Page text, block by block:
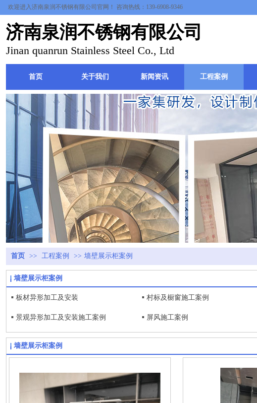
济南泉润不锈钢有限公司
Jinan quanrun Stainless Steel Co., Ltd
欢迎进入济南泉润不锈钢有限公司官网！ 咨询热线：139-6908-9346
首页 关于我们 新闻资讯 工程案例
首页 >> 工程案例 >> 墙壁展示柜案例
墙壁展示柜案例
板材异形加工及安装 村标及橱窗施工案例
景观异形加工及安装施工案例 屏风施工案例
墙壁展示柜案例